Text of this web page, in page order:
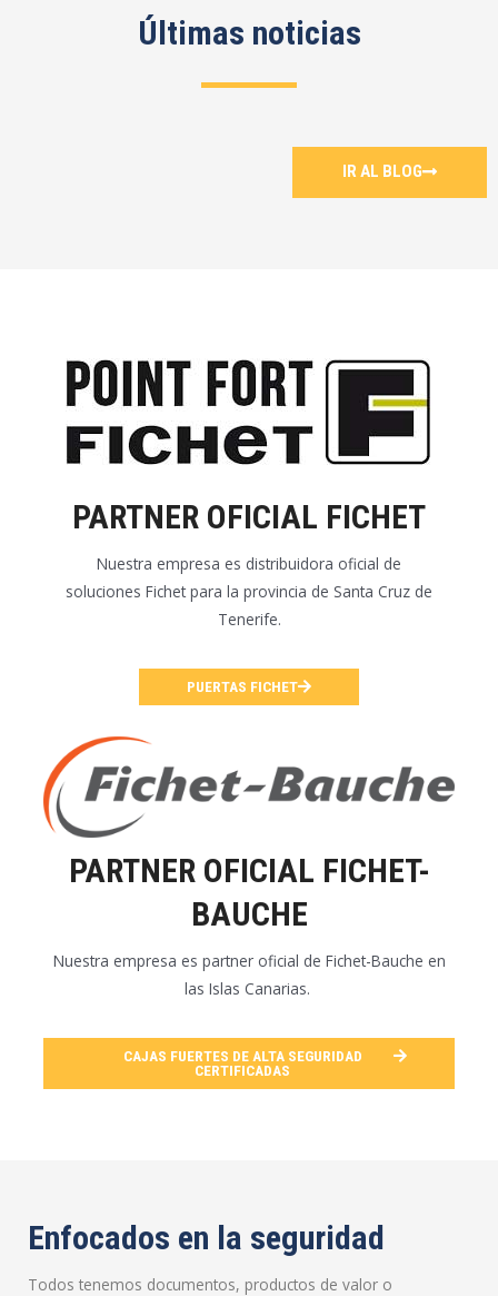
Últimas noticias
IR AL BLOG
PARTNER OFICIAL FICHET
Nuestra empresa es distribuidora oficial de
soluciones Fichet para la provincia de Santa Cruz de
Tenerife.
PUERTAS FICHET
PARTNER OFICIAL FICHET-
BAUCHE
Nuestra empresa es partner oficial de Fichet-Bauche en
las Islas Canarias.
CAJAS FUERTES DE ALTA SEGURIDAD
CERTIFICADAS
Enfocados en la seguridad
Todos tenemos documentos, productos de valor o